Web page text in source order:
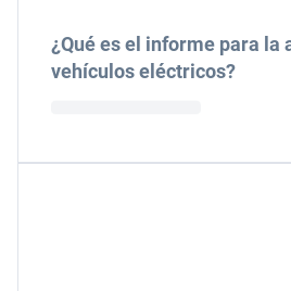
¿Qué es el informe para la
vehículos eléctricos?